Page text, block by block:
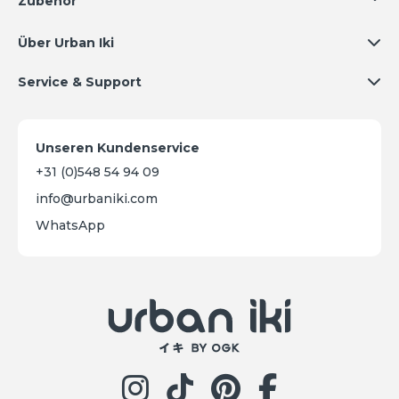
Über Urban Iki
Service & Support
Unseren Kundenservice
+31 (0)548 54 94 09
info@urbaniki.com
WhatsApp